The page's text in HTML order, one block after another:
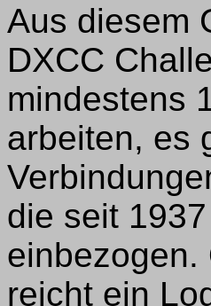
Aus diesem
DXCC
mindestens
arbeiten, es
die seit
einbezogen.
reicht ein